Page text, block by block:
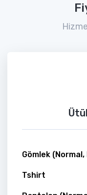
Gömlek
Tshirt